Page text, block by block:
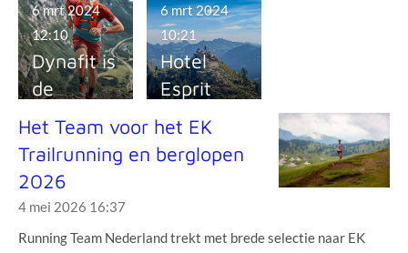
Trailrunni
ng en
berglope
n 2026
Berglope
n 2026
Dynafit is
de
kledingsp
onsor
6 mrt 2024
12:10
Hotel
Esprit
Montagn
e als
hoofdspo
6 mrt 2024
10:21
Het Team voor het EK
Trailrunning en berglopen
2026
4 mei 2026 16:37
Running Team Nederland trekt met brede selectie naar EK